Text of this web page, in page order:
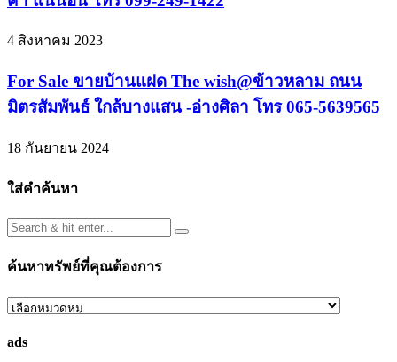
4 สิงหาคม 2023
For Sale ขายบ้านแฝด The wish@ข้าวหลาม ถนน
มิตรสัมพันธ์ ใกล้บางแสน -อ่างศิลา โทร 065-5639565
18 กันยายน 2024
ใส่คำค้นหา
ค้นหาทรัพย์ที่คุณต้องการ
ค้นหา
ที่
ads